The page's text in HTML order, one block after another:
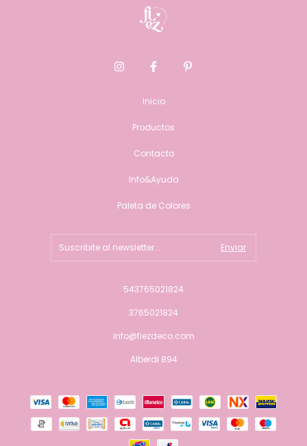
Inicio
Productos
Contacto
Info&Ayuda
Paleta de Colores
543765021824
3765021824
info@fiezdeco.com
Alberdi 894